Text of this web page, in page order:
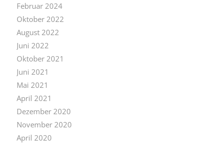
Februar 2024
Oktober 2022
August 2022
Juni 2022
Oktober 2021
Juni 2021
Mai 2021
April 2021
Dezember 2020
November 2020
April 2020